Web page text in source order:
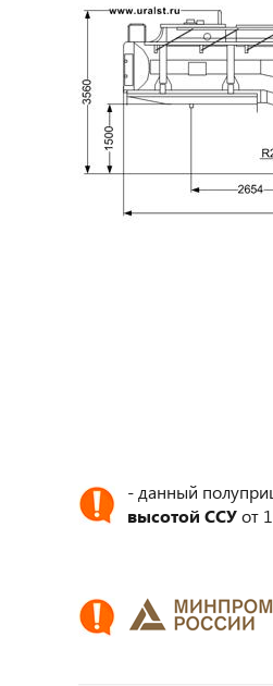
- данный
высотой ССУот